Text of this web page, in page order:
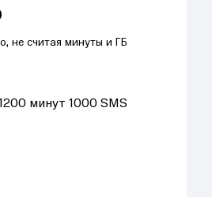
не считая минуты и ГБ
минут 1000SMS